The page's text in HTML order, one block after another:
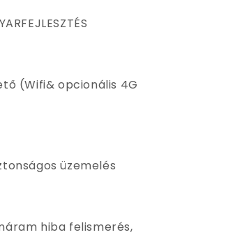
(Wifi& opcionális 4G
üzemelés
hiba felismerés,